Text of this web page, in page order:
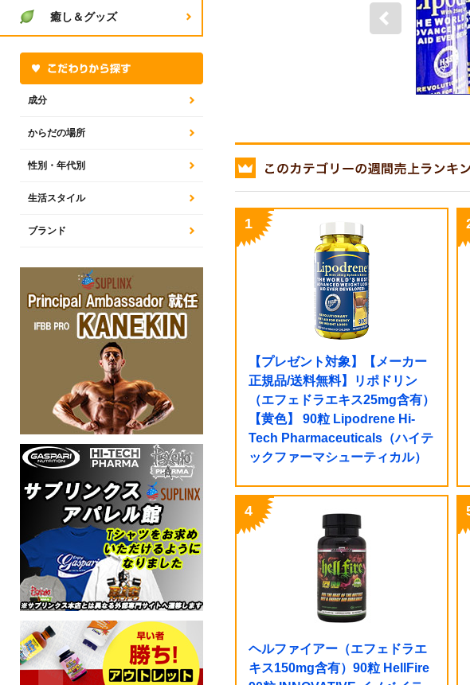
【プレゼント対象】【メーカー
正規品/送料無料】リポドリン
（エフェドラエキス25mg含有）
【黄色】 90粒 Lipodrene Hi-
Tech Pharmaceuticals（ハイテ
ックファーマシューティカル）
ヘルファイアー（エフェドラエ
キス150mg含有）90粒 HellFire
癒し＆グッズ
成分
からだの場所
性別・年代別
生活スタイル
ブランド